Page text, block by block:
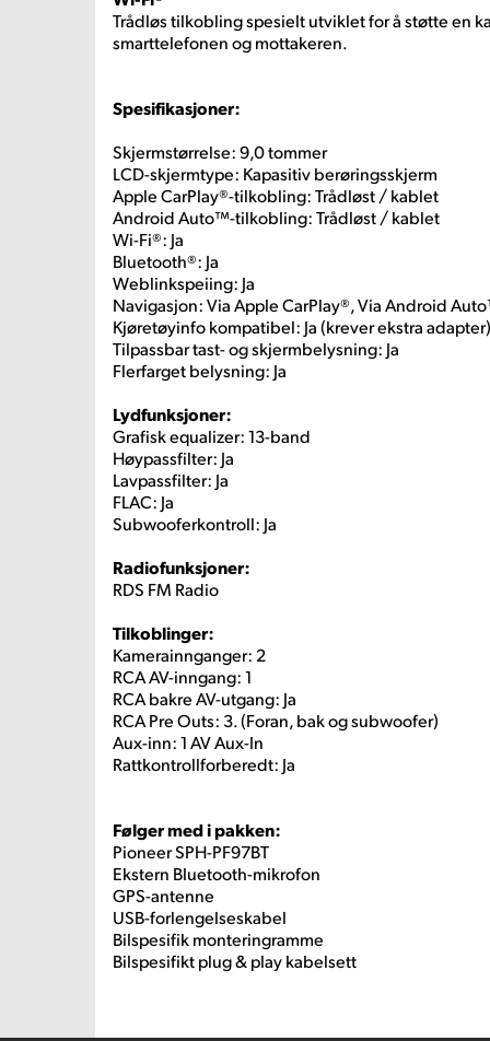
Trådløs tilkobling spesielt utviklet for å støtte en
smarttelefonen og mottakeren.
Spesifikasjoner:
Skjermstørrelse: 9,0 tommer
LCD-skjermtype: Kapasitiv berøringsskjerm
Apple CarPlay®-tilkobling: Trådløst / kablet
Android Auto™-tilkobling: Trådløst / kablet
Wi-Fi®: Ja
Bluetooth®: Ja
Weblinkspeiing: Ja
Navigasjon: Via Apple CarPlay®, Via Android
Kjøretøyinfo kompatibel: Ja (krever ekstra adapter)
Tilpassbar tast- og skjermbelysning: Ja
Flerfarget belysning: Ja
Lydfunksjoner:
Grafisk equalizer: 13-band
Høypassfilter: Ja
Lavpassfilter: Ja
FLAC: Ja
Subwooferkontroll: Ja
Radiofunksjoner:
RDS FM Radio
Tilkoblinger:
Kamerainnganger: 2
RCA AV-inngang: 1
RCA bakre AV-utgang: Ja
RCA Pre Outs: 3. (Foran, bak og subwoofer)
Aux-inn: 1 AV Aux-In
Rattkontrollforberedt: Ja
Følger med i pakken:
Pioneer SPH-PF97BT
Ekstern Bluetooth-mikrofon
GPS-antenne
USB-forlengelseskabel
Bilspesifik monteringramme
Bilspesifikt plug & play kabelsett